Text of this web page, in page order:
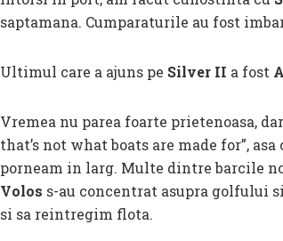
saptamana. Cumparaturile au fost
Ultimul care a ajuns pe Silver II a fost
Vremea nu parea foarte prietenoasa,
that’s not what boats are made for”,
porneam in larg. Multe dintre barcile
Volos s-au concentrat asupra golfului
si sa reintregim flota.